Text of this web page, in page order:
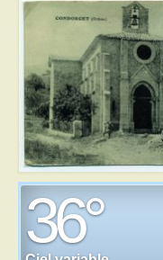
Contact
Heures d’ouverture
Démarches
CONSEILLER
Infos utiles
Salle polyvalente
Service des eaux